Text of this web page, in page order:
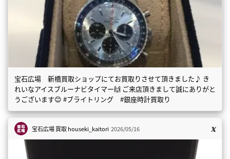
宝石広場 新橋買取ショップにてお買取りさせて頂きました♪ き
れいなアイスブルーナビタイマー🙌 ご来店頂きまして誠にありがと
うございます😊 #ブライトリング #銀座時計買取り
宝石広場 買取houseki_kaitori 2026/05/16